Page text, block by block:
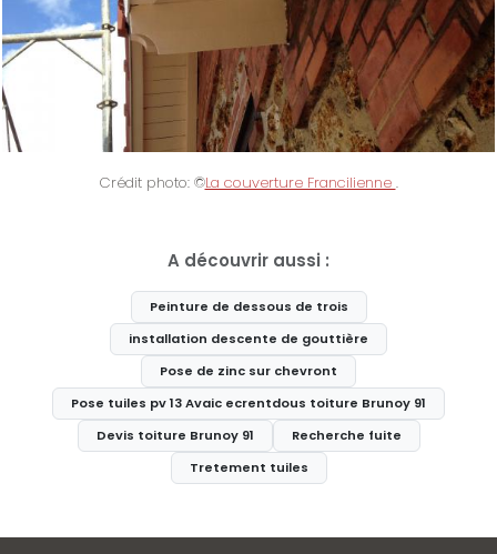
Crédit photo: ©La couverture Francilienne .
A découvrir aussi :
Peinture de dessous de trois
installation descente de gouttière
Pose de zinc sur chevront
Pose tuiles pv 13 Avaic ecrentdous toiture Brunoy 91
Devis toiture Brunoy 91
Recherche fuite
Tretement tuiles